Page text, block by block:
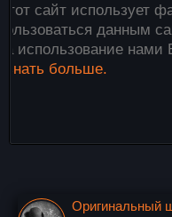
файлы cookie.
сайтом, Вы
нами Ваших файлов
Оригинальный